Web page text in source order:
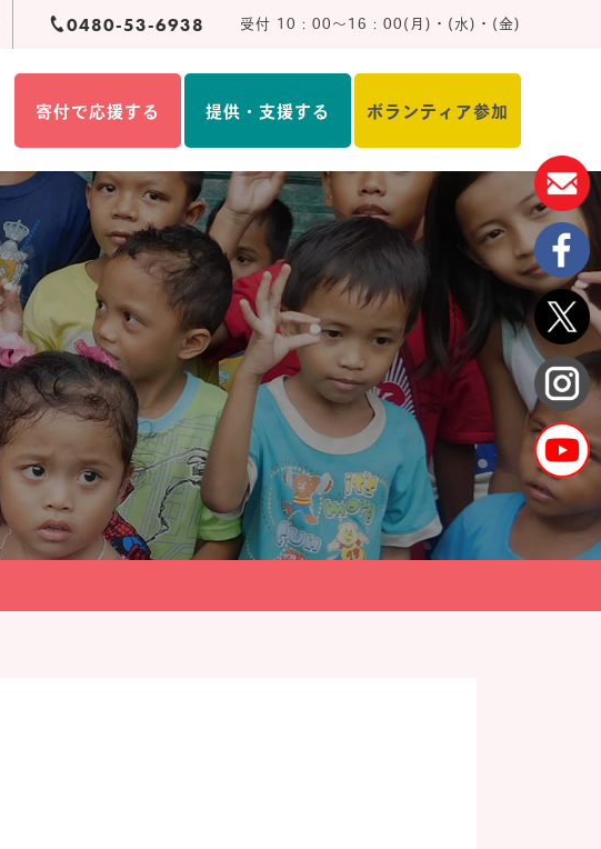
0480-53-6938 受付 10：00～16：00(月)・(水)・(金)
寄付で応援する 提供・支援する ボランティア参加